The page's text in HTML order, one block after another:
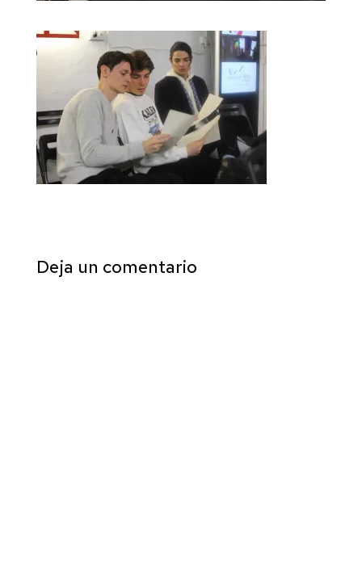
Deja un comentario